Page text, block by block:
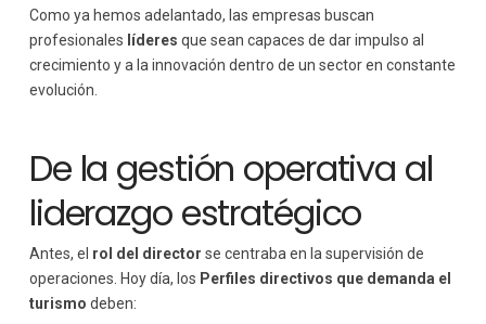
Como ya hemos adelantado, las empresas buscan
profesionales líderes que sean capaces de dar impulso al
crecimiento y a la innovación dentro de un sector en constante
evolución.
De la gestión operativa al
liderazgo estratégico
Antes, el rol del director se centraba en la supervisión de
operaciones. Hoy día, los Perfiles directivos que demanda el
turismo deben: